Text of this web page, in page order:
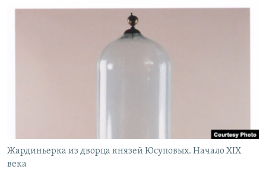
поиску
РАСПИСАНИЕ ВЕЩАНИЯ
ПОДПИШИТЕСЬ НА РАССЫЛКУ
Жардиньерка из дворца князей Юсуповых. Начало XIX
века